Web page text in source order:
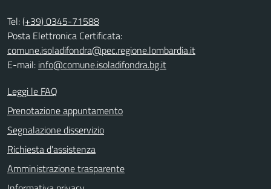
Tel:(+39) 0345-71588
Posta Elettronica Certificata:
comune.isoladifondra@pec.regione.lombardia.it
E-mail: info@comune.isoladifondra.bg.it
Leggi le FAQ
Prenotazione appuntamento
Segnalazione disservizio
Richiesta d'assistenza
Amministrazione trasparente